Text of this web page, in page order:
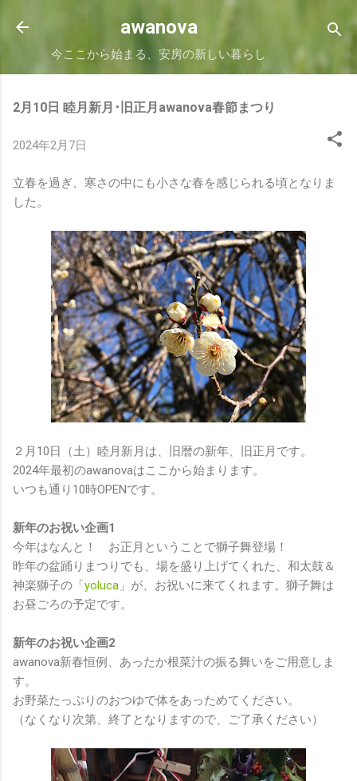
スキップしてメイン コンテンツに移動
awanova
今ここから始まる、安房の新しい暮らし
2月10日 睦月新月･旧正月awanova春節まつり
2024年2月7日
立春を過ぎ、寒さの中にも小さな春を感じられる頃となりま
した。
２月10日（土）睦月新月は、旧暦の新年、旧正月です。
2024年最初のawanovaはここから始まります。
いつも通り10時OPENです。
新年のお祝い企画1
今年はなんと！ お正月ということで獅子舞登場！
昨年の盆踊りまつりでも、場を盛り上げてくれた、和太鼓＆
神楽獅子の「yoluca 」が、お祝いに来てくれます。獅子舞は
お昼ごろの予定です。
新年のお祝い企画2
awanova新春恒例、あったか根菜汁の振る舞いをご用意しま
す。
お野菜たっぷりのおつゆで体をあっためてください。
（なくなり次第、終了となりますので、ご了承ください）